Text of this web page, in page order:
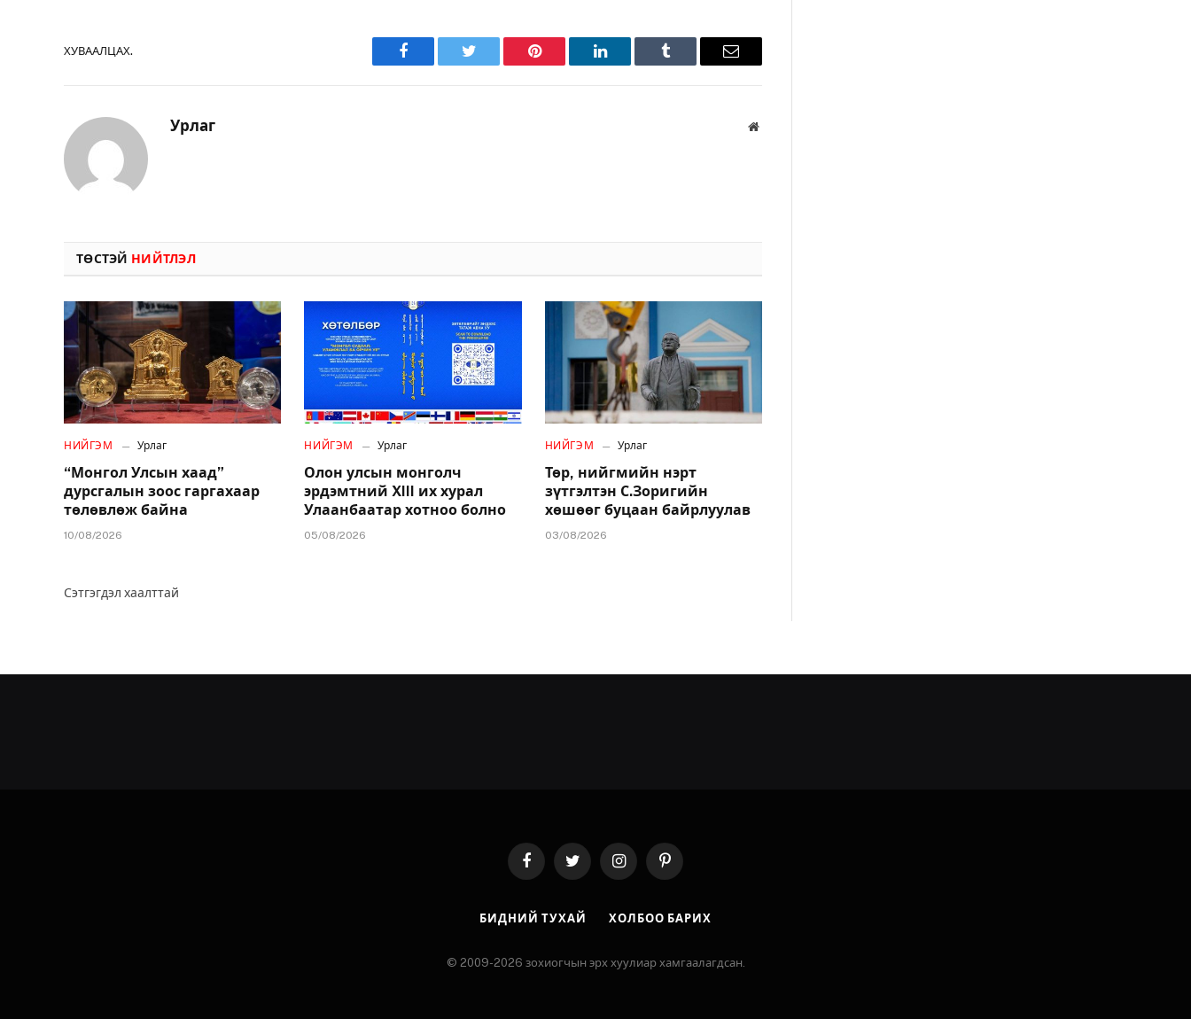
ХУВААЛЦАХ.
Facebook Twitter Pinterest LinkedIn Tumblr Имэйл
Урлаг Вэбсайт
ТӨСТЭЙ НИЙТЛЭЛ
НИЙГЭМ Урлаг
“Монгол Улсын хаад”
дурсгалын зоос гаргахаар
төлөвлөж байна
10/08/2026
НИЙГЭМ Урлаг
Олон улсын монголч
эрдэмтний XIII их хурал
Улаанбаатар хотноо болно
05/08/2026
НИЙГЭМ Урлаг
Төр, нийгмийн нэрт
зүтгэлтэн С.Зоригийн
хөшөөг буцаан байрлуулав
03/08/2026
Сэтгэгдэл хаалттай
FacebookTwitter InstagramPinterest
БИДНИЙ ТУХАЙ ХОЛБОО БАРИХ
© 2009-2026 зохиогчын эрх хуулиар хамгаалагдсан.